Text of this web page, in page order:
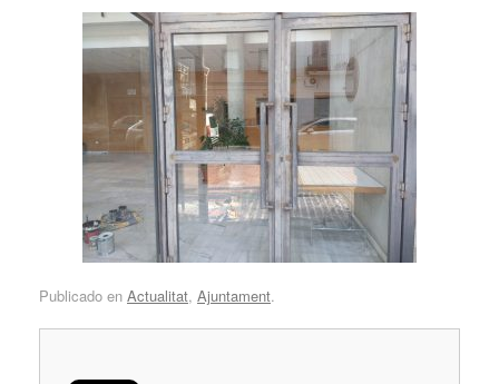
Publicado en Actualitat, Ajuntament.